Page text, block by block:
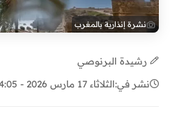
نشرة إنذارية بالمغرب
رشيدة البرنوصي
نشر في:الثلاثاء 17 مارس 2026 - 14:05